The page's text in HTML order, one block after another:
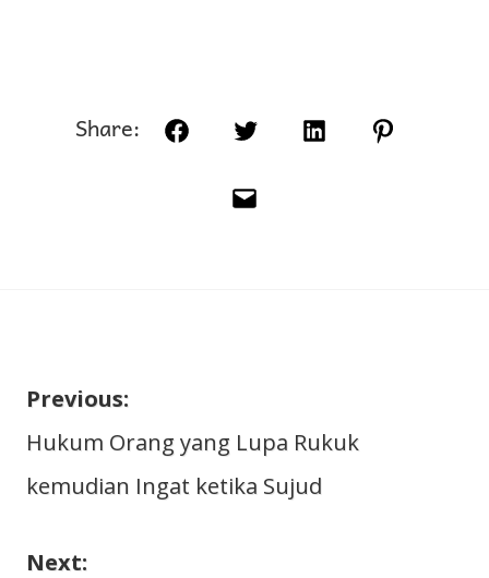
Share: FacebookTwitterLinkedInPinterest
Email
Navigasi
pos
Previous:
Hukum Orang yang Lupa Rukuk
kemudian Ingat ketika Sujud
Next: